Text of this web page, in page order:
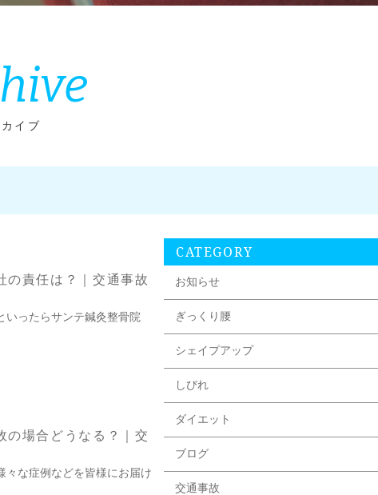
イブ
の責任は？｜交通事故
いったらサンテ鍼灸整骨院
の場合どうなる？｜交
々な症例などを皆様にお届け
CATEGORY
お知らせ
ぎっくり腰
シェイプアップ
しびれ
ダイエット
ブログ
交通事故